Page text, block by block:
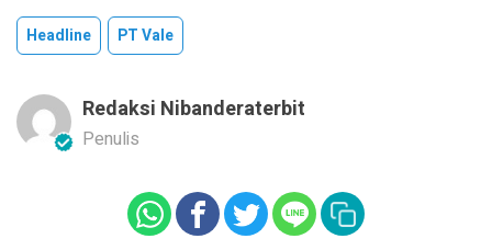
Headline PT Vale
Redaksi Nibanderaterbit
Penulis